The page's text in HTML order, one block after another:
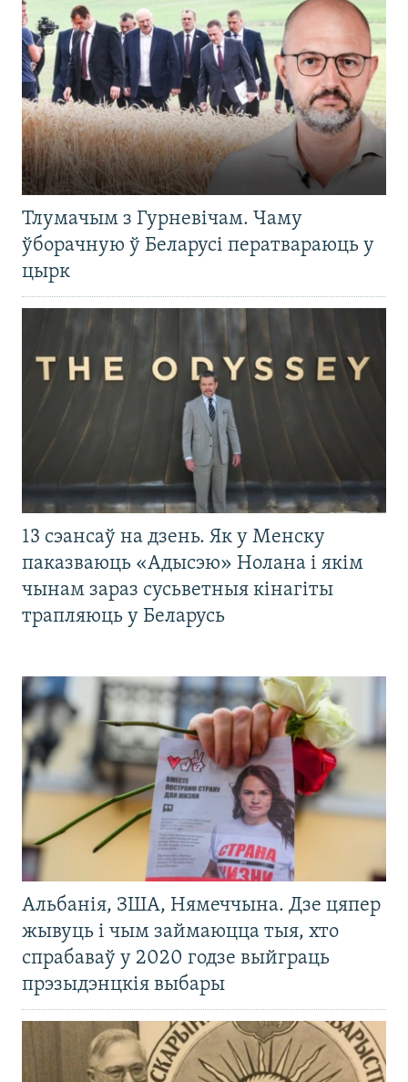
Тлумачым з Гурневічам. Чаму
ўборачную ў Беларусі ператвараюць у
цырк
13 сэансаў на дзень. Як у Менску
паказваюць «Адысэю» Нолана і якім
чынам зараз сусьветныя кінагіты
трапляюць у Беларусь
Альбанія, ЗША, Нямеччына. Дзе цяпер
жывуць і чым займаюцца тыя, хто
спрабаваў у 2020 годзе выйграць
прэзыдэнцкія выбары